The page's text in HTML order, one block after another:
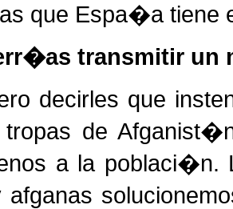
que Espa�a tiene
transmitir un
decirles que
de
a la
afganas